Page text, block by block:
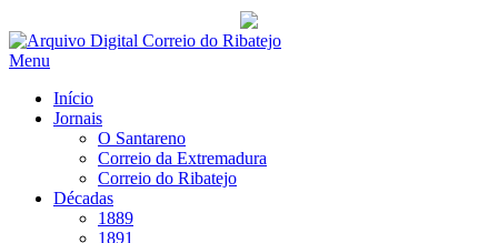
Saltar
para
Menu
Início
Jornais
O Santareno
Correio da Extremadura
Correio do Ribatejo
Décadas
1889
1891